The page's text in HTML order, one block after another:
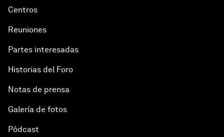
Centros
Reuniones
Partes interesadas
Historias del Foro
Notas de prensa
Galería de fotos
Pódcast